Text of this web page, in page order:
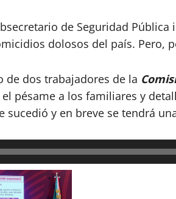
de Seguridad
dolosos del país. Pero,
de dos trabajadores de la
pésame a los familiares y
sucedió y en breve se tendrá